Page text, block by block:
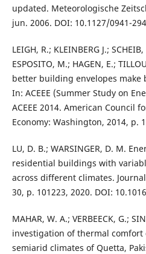
updated. Meteorologische
jun. 2006. DOI: 10.1127/0941-
LEIGH, R.; KLEINBERG J.;
ESPOSITO, M.; HAGEN, E.;
better building envelopes make
In: ACEEE (Summer Study on
ACEEE 2014. American Council
Economy: Washington, 2014, p.
LU, D. B.; WARSINGER, D. M.
residential buildings with
across different climates.
30, p. 101223, 2020. DOI:
MAHAR, W. A.; VERBEECK, G.;
investigation of thermal comfort
semiarid climates of Quetta,